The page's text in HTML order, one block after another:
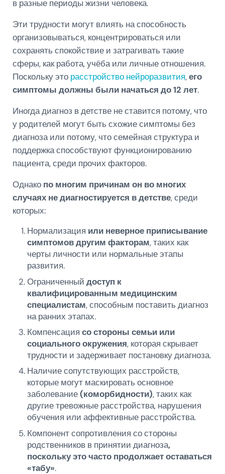
в разные периоды жизни человека.
Эти трудности могут влиять на способность
организовываться, концентрироваться или
сохранять спокойствие и затрагивать такие
сферы, как работа, учёба или личные отношения.
Поскольку это расстройство нейроразвития,его
симптомы должны были начаться до 12 лет.
Иногда диагноз в детстве не ставится потому, что
у родителей могут быть схожие симптомы без
диагноза или потому, что семейная структура и
поддержка способствуют функционированию
пациента, среди прочих факторов.
Однако по многим причинам он во многих
случаях не диагностируется в детстве, среди
которых:
Нормализация или неверное приписывание
симптомов другим факторам, таких как
черты личности или нормальные этапы
развития.
Ограниченныйдоступ к
квалифицированным медицинским
специалистам, способным поставить диагноз
на ранних этапах.
Компенсация со стороны семьи или
социального окружения, которая скрывает
трудности и задерживает постановку диагноза.
Наличие сопутствующих расстройств,
которые могут маскировать основное
заболевание(коморбидности), таких как
другие тревожные расстройства, нарушения
обучения или аффективные расстройства.
Компонент сопротивления со стороны
родственников в принятии диагноза,
поскольку это часто продолжает оставаться
«табу».